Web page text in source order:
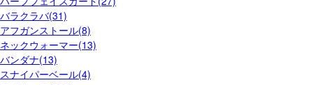
バラクラバ(31)
アフガンストール(8)
ネックウォーマー(13)
バンダナ(13)
スナイパーベール(4)